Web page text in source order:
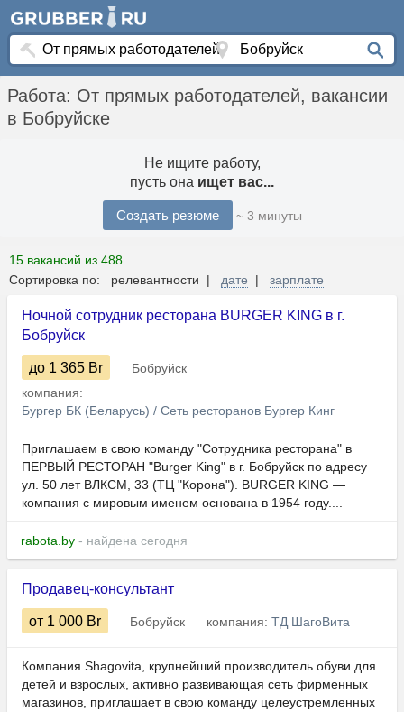
Работа: От прямых работодателей, вакансии
в Бобруйске
Не ищите работу,
пусть она ищет вас...
Создать резюме ~ 3 минуты
15 вакансий из 488
Сортировка по: релевантности | дате | зарплате
Ночной сотрудник ресторана BURGER KING в г.
Бобруйск
до 1 365 Br
Бобруйск
компания:
Бургер БК (Беларусь) / Сеть ресторанов Бургер Кинг
Приглашаем в свою команду "Сотрудника ресторана" в
ПЕРВЫЙ РЕСТОРАН "Burger King" в г. Бобруйск по адресу
ул. 50 лет ВЛКСМ, 33 (ТЦ "Корона"). BURGER KING —
компания с мировым именем основана в 1954 году....
rabota.by - найдена сегодня
Продавец-консультант
от 1 000 Br Бобруйск компания: ТД ШагоВита
Компания Shagovita, крупнейший производитель обуви для
детей и взрослых, активно развивающая сеть фирменных
магазинов, приглашает в свою команду целеустремленных